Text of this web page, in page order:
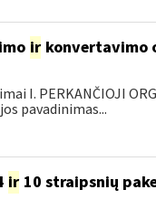
irkonvertavimo
I. PERKANČIOJI
pavadinimas...
ir10 straipsnių